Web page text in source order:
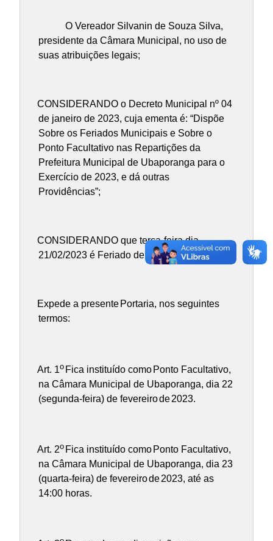
O Vereador Silvanin de Souza Silva,
presidente da Câmara Municipal, no uso de
suas atribuições legais;
CONSIDERANDO o Decreto Municipal nº 04
de janeiro de 2023, cuja ementa é: “Dispõe
Sobre os Feriados Municipais e Sobre o
Ponto Facultativo nas Repartições da
Prefeitura Municipal de Ubaporanga para o
Exercício de 2023, e dá outras
Providências”;
CONSIDERANDO que terça-feira dia
21/02/2023 é Feriado de Carnaval.
Expede a presente Portaria, nos seguintes
termos:
Art. 1oFica instituído como Ponto Facultativo,
na Câmara Municipal de Ubaporanga, dia 22
(segunda-feira) de fevereirode2023.
Art. 2oFica instituído como Ponto Facultativo,
na Câmara Municipal de Ubaporanga, dia 23
(quarta-feira) de fevereirode2023, até as
14:00 horas.